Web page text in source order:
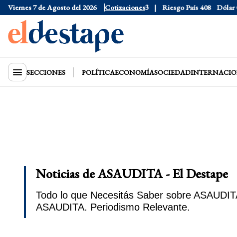
Viernes 7 de Agosto del 2026 Cotizaciones
Dólar CCL $1577.3 Euro $1688.03 Riesgo País 408 Dólar Oficial
SECCIONES POLÍTICAECONOMÍASOCIEDAD
Noticias de ASAUDITA - El Destape
Todo lo que Necesitás Saber sobre
ASAUDITA. Periodismo Relevante.